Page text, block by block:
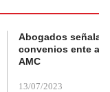
Abogados
convenios ente
AMC
13/07/2023